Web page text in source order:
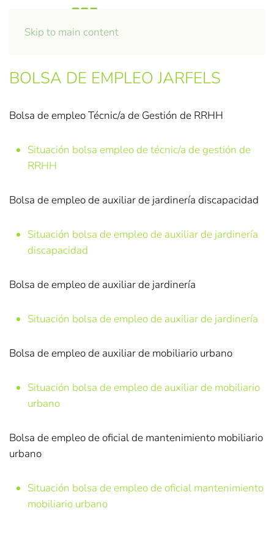
Skip to main content
BOLSA DE EMPLEO JARFELS
Bolsa de empleo Técnic/a de Gestión de RRHH
Situación bolsa empleo de técnic/a de gestión de
RRHH
Bolsa de empleo de auxiliar de jardinería discapacidad
Situación bolsa de empleo de auxiliar de jardinería
discapacidad
Bolsa de empleo de auxiliar de jardinería
Situación bolsa de empleo de auxiliar de jardinería
Bolsa de empleo de auxiliar de mobiliario urbano
Situación bolsa de empleo de auxiliar de mobiliario
urbano
Bolsa de empleo de oficial de mantenimiento mobiliario
urbano
Situación bolsa de empleo de oficial mantenimiento
mobiliario urbano